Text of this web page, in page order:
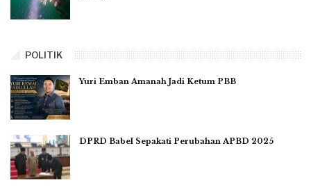
POLITIK
Yuri Emban Amanah Jadi Ketum PBB
DPRD Babel Sepakati Perubahan APBD 2025